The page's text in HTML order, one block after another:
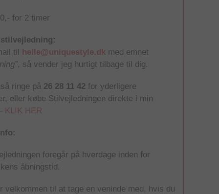
for 2 timer
til helle@uniquestyle.dk med emnet
, så vender jeg hurtigt tilbage til dig.
ringe på 26 28 11 42 for yderligere
eller købe Stilvejledningen direkte i min
KLIK HER
foregår på hverdage inden for
åbningstid.
velkommen til at tage en veninde med, hvis du